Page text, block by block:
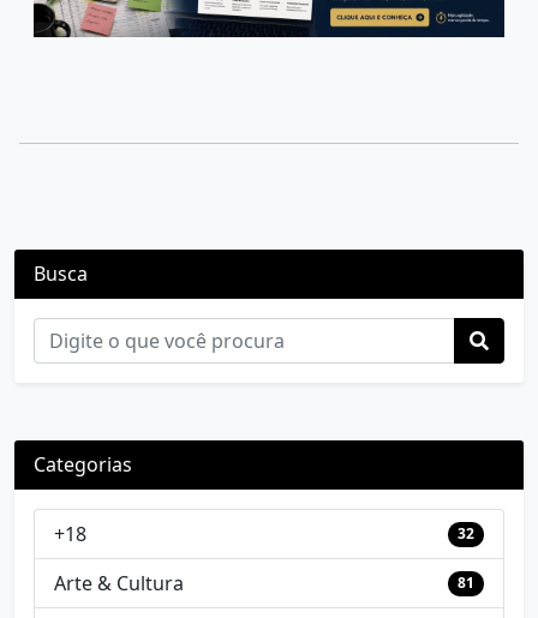
Busca
Categorias
+18 32
Arte & Cultura 81